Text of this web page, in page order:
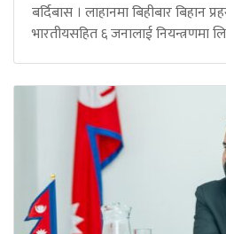
बर्दिबास । लाहानमा बिहीबार बिहान
भारतीयसहित ६ जनालाई नियन्त्रणमा